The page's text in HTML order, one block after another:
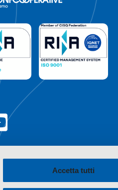
Accetta tutti
Iscriviti alla newsletter